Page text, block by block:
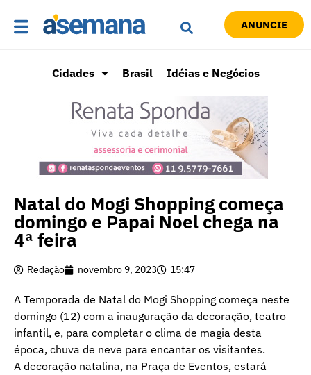
ANUNCIE
Cidades Brasil Idéias e Negócios
Natal do Mogi Shopping começa
domingo e Papai Noel chega na
4ª feira
Redação novembro 9, 2023 15:47
A Temporada de Natal do Mogi Shopping começa neste
domingo (12) com a inauguração da decoração, teatro
infantil, e, para completar o clima de magia desta
época, chuva de neve para encantar os visitantes.
A decoração natalina, na Praça de Eventos, estará